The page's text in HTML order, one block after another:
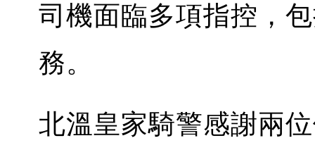
司機面臨多項指控，
務。
北溫皇家騎警感謝兩